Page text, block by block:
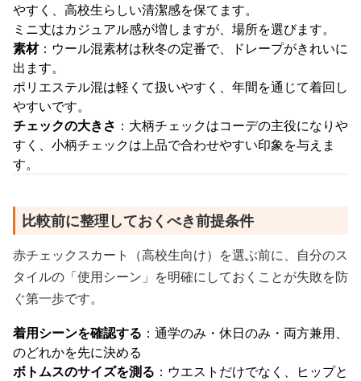
やすく、高校生らしい清潔感を保てます。
ミニ丈はカジュアル感が増しますが、場所を選びます。
素材：ウール混素材は秋冬の定番で、ドレープがきれいに
出ます。
ポリエステル混は軽くて扱いやすく、年間を通じて着回し
やすいです。
チェックの大きさ ：大柄チェックはコーデの主役になりや
すく、小柄チェックは上品で合わせやすい印象を与えま
す。
比較前に整理しておくべき前提条件
赤チェックスカート（高校生向け）を選ぶ前に、自分のス
タイルの「使用シーン」を明確にしておくことが失敗を防
ぐ第一歩です。
着用シーンを確認する ：通学のみ・休日のみ・両方兼用、
のどれかを先に決める
ボトムスのサイズを測る ：ウエストだけでなく、ヒップと